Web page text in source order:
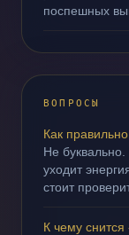
поспешных
ВОПРОСЫ
Как
Не буквально.
уходит
стоит
К чему